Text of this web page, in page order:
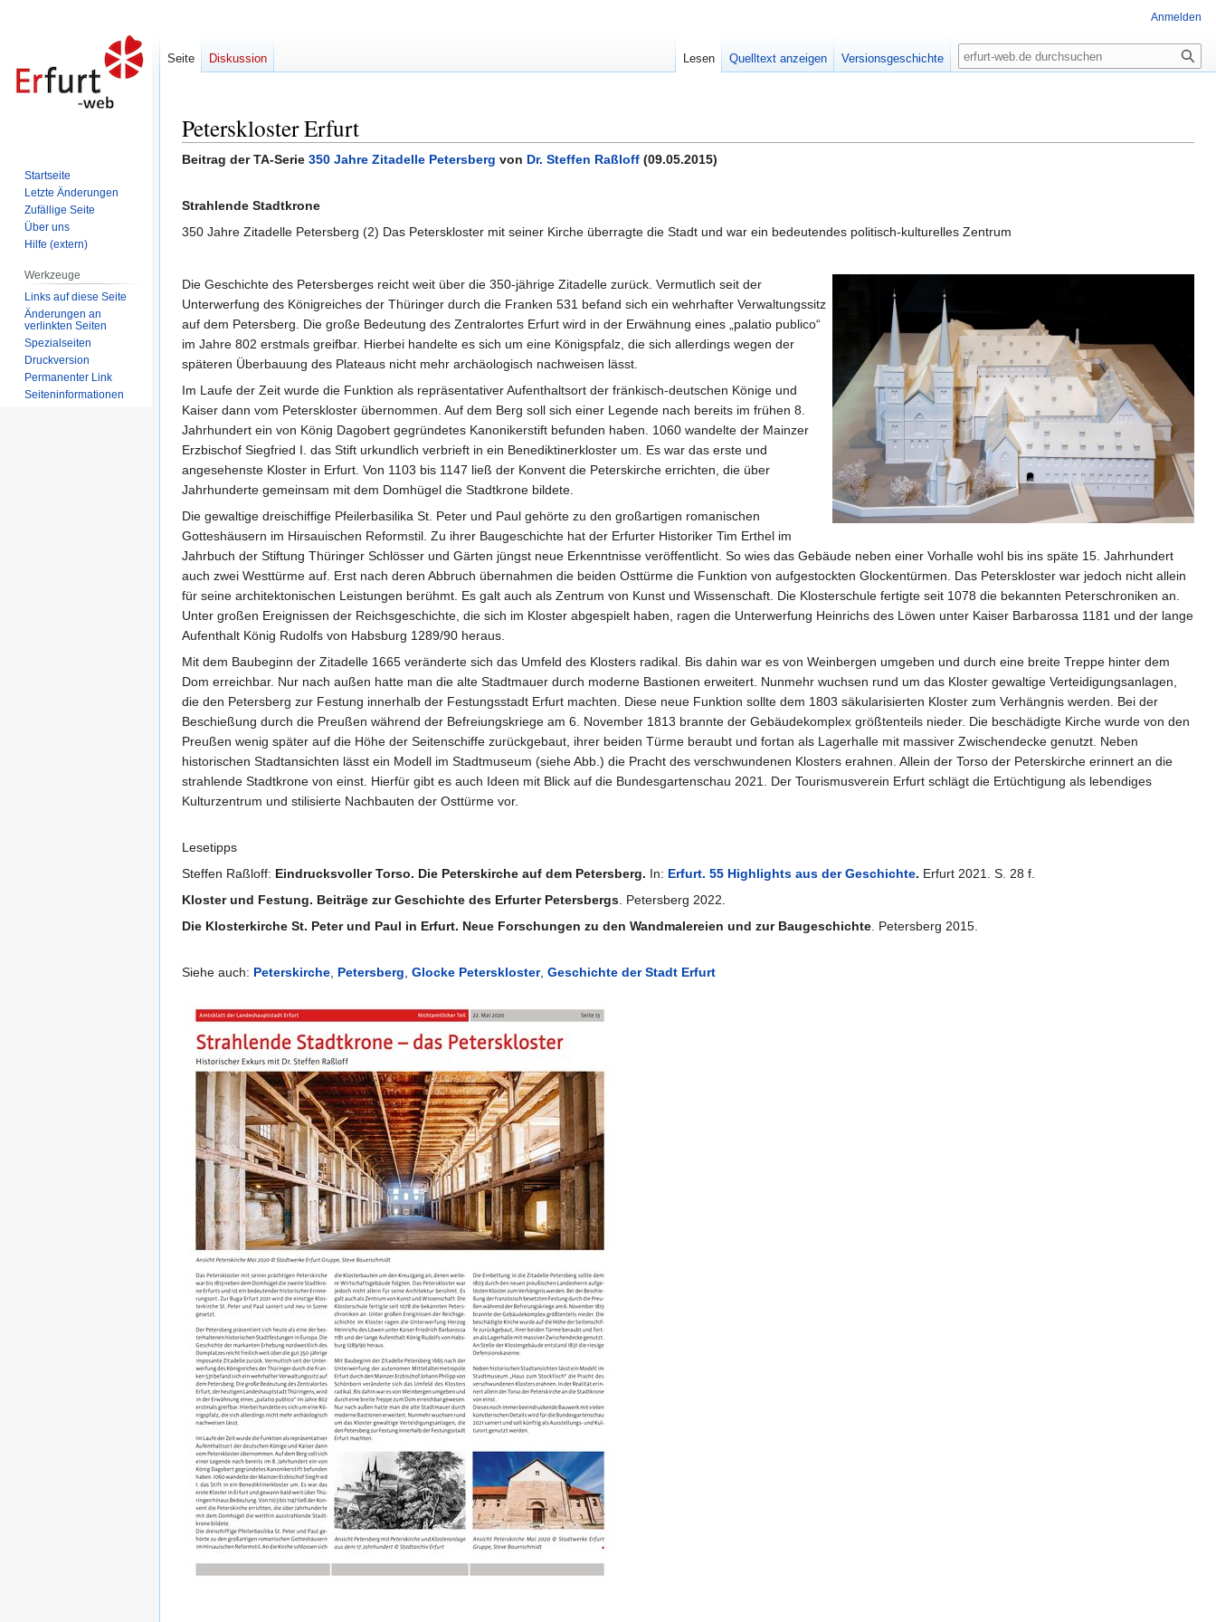
Zur
Navigation
springen
Zur
Suche
springen
Peterskloster Erfurt
Beitrag der TA-Serie 350 Jahre Zitadelle Petersberg von Dr. Steffen Raßloff (09.05.2015)
Strahlende Stadtkrone
350 Jahre Zitadelle Petersberg (2) Das Peterskloster mit seiner Kirche überragte die Stadt und war ein bedeutendes politisch-kulturelles Zentrum
Die Geschichte des Petersberges reicht weit über die 350-jährige Zitadelle zurück. Vermutlich seit der
Unterwerfung des Königreiches der Thüringer durch die Franken 531 befand sich ein wehrhafter Verwaltungssitz
auf dem Petersberg. Die große Bedeutung des Zentralortes Erfurt wird in der Erwähnung eines „palatio publico“
im Jahre 802 erstmals greifbar. Hierbei handelte es sich um eine Königspfalz, die sich allerdings wegen der
späteren Überbauung des Plateaus nicht mehr archäologisch nachweisen lässt.
Im Laufe der Zeit wurde die Funktion als repräsentativer Aufenthaltsort der fränkisch-deutschen Könige und
Kaiser dann vom Peterskloster übernommen. Auf dem Berg soll sich einer Legende nach bereits im frühen 8.
Jahrhundert ein von König Dagobert gegründetes Kanonikerstift befunden haben. 1060 wandelte der Mainzer
Erzbischof Siegfried I. das Stift urkundlich verbrieft in ein Benediktinerkloster um. Es war das erste und
angesehenste Kloster in Erfurt. Von 1103 bis 1147 ließ der Konvent die Peterskirche errichten, die über
Jahrhunderte gemeinsam mit dem Domhügel die Stadtkrone bildete.
Die gewaltige dreischiffige Pfeilerbasilika St. Peter und Paul gehörte zu den großartigen romanischen
Gotteshäusern im Hirsauischen Reformstil. Zu ihrer Baugeschichte hat der Erfurter Historiker Tim Erthel im
Jahrbuch der Stiftung Thüringer Schlösser und Gärten jüngst neue Erkenntnisse veröffentlicht. So wies das Gebäude neben einer Vorhalle wohl bis ins späte 15. Jahrhundert
auch zwei Westtürme auf. Erst nach deren Abbruch übernahmen die beiden Osttürme die Funktion von aufgestockten Glockentürmen. Das Peterskloster war jedoch nicht allein
für seine architektonischen Leistungen berühmt. Es galt auch als Zentrum von Kunst und Wissenschaft. Die Klosterschule fertigte seit 1078 die bekannten Peterschroniken an.
Unter großen Ereignissen der Reichsgeschichte, die sich im Kloster abgespielt haben, ragen die Unterwerfung Heinrichs des Löwen unter Kaiser Barbarossa 1181 und der lange
Aufenthalt König Rudolfs von Habsburg 1289/90 heraus.
Mit dem Baubeginn der Zitadelle 1665 veränderte sich das Umfeld des Klosters radikal. Bis dahin war es von Weinbergen umgeben und durch eine breite Treppe hinter dem
Dom erreichbar. Nur nach außen hatte man die alte Stadtmauer durch moderne Bastionen erweitert. Nunmehr wuchsen rund um das Kloster gewaltige Verteidigungsanlagen,
die den Petersberg zur Festung innerhalb der Festungsstadt Erfurt machten. Diese neue Funktion sollte dem 1803 säkularisierten Kloster zum Verhängnis werden. Bei der
Beschießung durch die Preußen während der Befreiungskriege am 6. November 1813 brannte der Gebäudekomplex größtenteils nieder. Die beschädigte Kirche wurde von den
Preußen wenig später auf die Höhe der Seitenschiffe zurückgebaut, ihrer beiden Türme beraubt und fortan als Lagerhalle mit massiver Zwischendecke genutzt. Neben
historischen Stadtansichten lässt ein Modell im Stadtmuseum (siehe Abb.) die Pracht des verschwundenen Klosters erahnen. Allein der Torso der Peterskirche erinnert an die
strahlende Stadtkrone von einst. Hierfür gibt es auch Ideen mit Blick auf die Bundesgartenschau 2021. Der Tourismusverein Erfurt schlägt die Ertüchtigung als lebendiges
Kulturzentrum und stilisierte Nachbauten der Osttürme vor.
Lesetipps
Steffen Raßloff: Eindrucksvoller Torso. Die Peterskirche auf dem Petersberg. In: Erfurt. 55 Highlights aus der Geschichte. Erfurt 2021. S. 28 f.
Kloster und Festung. Beiträge zur Geschichte des Erfurter Petersbergs . Petersberg 2022.
Die Klosterkirche St. Peter und Paul in Erfurt. Neue Forschungen zu den Wandmalereien und zur Baugeschichte . Petersberg 2015.
Siehe auch: Peterskirche Petersberg Glocke Peterskloster, Geschichte der Stadt Erfurt
Anmelden
Seite Diskussion Lesen Quelltext anzeigen Versionsgeschichte Suche
Startseite
Letzte Änderungen
Zufällige Seite
Über uns
Hilfe (extern)
Werkzeuge
Links auf diese Seite
Änderungen an
verlinkten Seiten
Spezialseiten
Druckversion
Permanenter Link
Seiten­informationen